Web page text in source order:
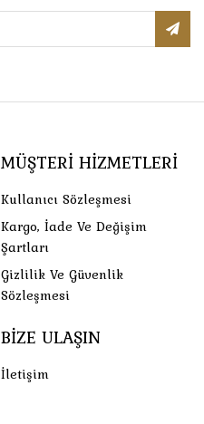
MÜŞTERI HIZMETLERI
Kullanıcı Sözleşmesi
Kargo, İade Ve Değişim
Şartları
Gizlilik Ve Güvenlik
Sözleşmesi
BIZE ULAŞIN
İletişim